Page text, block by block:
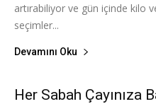
artırabiliyor ve gün içinde kilo
seçimler...
Devamını Oku
Her Sabah Çayınıza